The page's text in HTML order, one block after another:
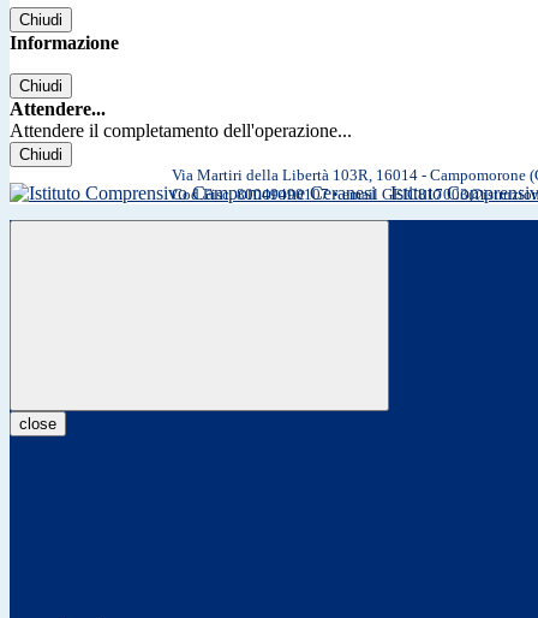
Chiudi
Informazione
Chiudi
Attendere...
Attendere il completamento dell'operazione...
Chiudi
Istituto
Via Martiri della Libertà 103R, 16014 - Campomorone
Cod.Fisc. 80049490107 • email
close